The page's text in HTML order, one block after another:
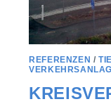
REFERENZEN /